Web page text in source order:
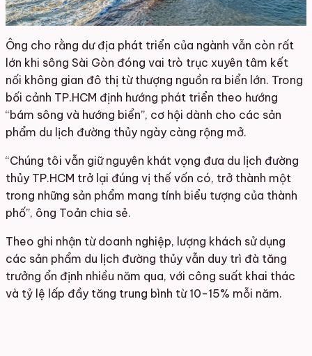
Ông cho rằng dư địa phát triển của ngành vẫn còn rất
lớn khi sông Sài Gòn đóng vai trò trục xuyên tâm kết
nối không gian đô thị từ thượng nguồn ra biển lớn. Trong
bối cảnh TP.HCM định hướng phát triển theo hướng
“bám sông và hướng biển”, cơ hội dành cho các sản
phẩm du lịch đường thủy ngày càng rộng mở.
“Chúng tôi vẫn giữ nguyên khát vọng đưa du lịch đường
thủy TP.HCM trở lại đúng vị thế vốn có, trở thành một
trong những sản phẩm mang tính biểu tượng của thành
phố”, ông Toản chia sẻ.
Theo ghi nhận từ doanh nghiệp, lượng khách sử dụng
các sản phẩm du lịch đường thủy vẫn duy trì đà tăng
trưởng ổn định nhiều năm qua, với công suất khai thác
và tỷ lệ lấp đầy tăng trung bình từ 10-15% mỗi năm.